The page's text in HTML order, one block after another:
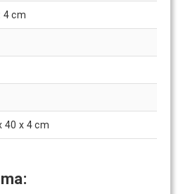
4 cm
40 x 4 cm